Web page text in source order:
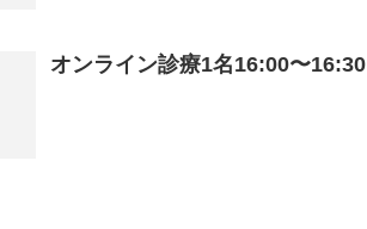
オンライン診療1名16:00〜16:30